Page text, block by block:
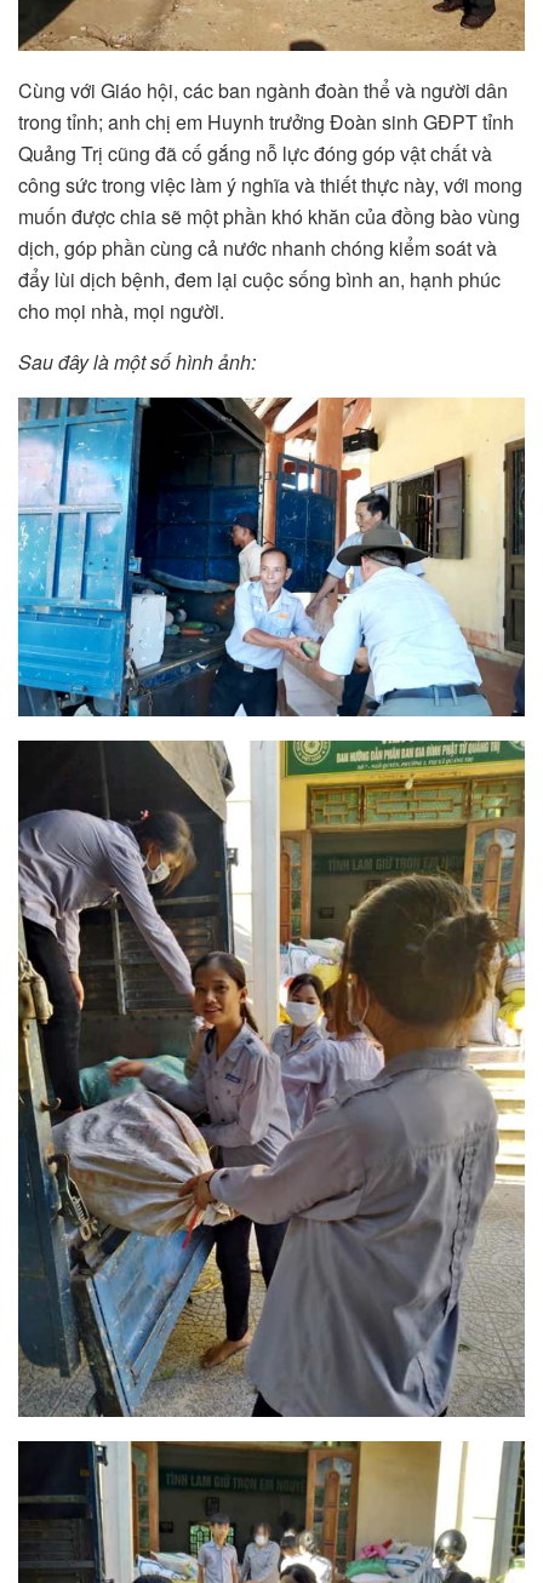
Cùng với Giáo hội, các ban ngành đoàn thể và người dân
trong tỉnh; anh chị em Huynh trưởng Đoàn sinh GĐPT tỉnh
Quảng Trị cũng đã cố gắng nỗ lực đóng góp vật chất và
công sức trong việc làm ý nghĩa và thiết thực này, với mong
muốn được chia sẽ một phần khó khăn của đồng bào vùng
dịch, góp phần cùng cả nước nhanh chóng kiểm soát và
đẩy lùi dịch bệnh, đem lại cuộc sống bình an, hạnh phúc
cho mọi nhà, mọi người.
Sau đây là một số hình ảnh: